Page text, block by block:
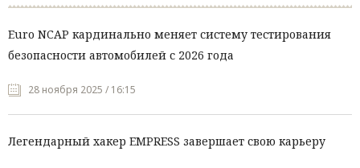
Euro NCAP кардинально меняет систему тестирования
безопасности автомобилей с 2026 года
28 ноября 2025 / 16:15
Легендарный хакер EMPRESS завершает свою карьеру